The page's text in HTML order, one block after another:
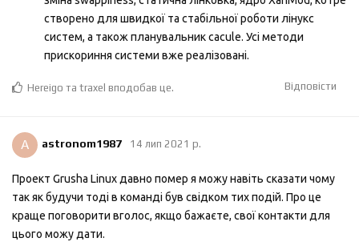
створено для швидкої та стабільної роботи лінукс
систем, а також планувальник cacule. Усі методи
прискориння системи вже реалізовані.
Відповісти
Hereigo та traxel вподобав це.
A astronom1987 14 лип 2021 р.
Проект Grusha Linux давно помер я можу навіть сказати чому
так як будучи тоді в команді був свідком тих подій. Про це
краще поговорити вголос, якщо бажаєте, свої контакти для
цього можу дати.